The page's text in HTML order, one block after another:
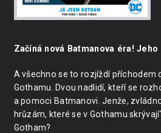
Začíná nová Batmanova éra!
A všechno se to rozjíždí příchodem
Gothamu. Dvou nadlidí, kteří se
a pomoci Batmanovi. Jenže,
hrůzám, které se v Gothamu
Gotham?